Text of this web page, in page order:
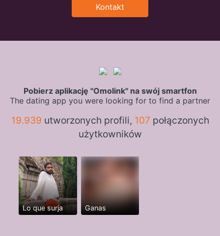
Kontakt
Pobierz aplikację "Omolink" na swój smartfon
The dating app you were looking for to find a partner
19.939 utworzonych profili, 107 połączonych
użytkowników
Lo que surja Ganas